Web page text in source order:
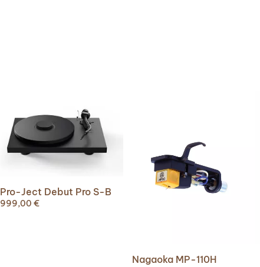
Pro-Ject Debut Pro S-B
999,00 €
Nagaoka MP-110H